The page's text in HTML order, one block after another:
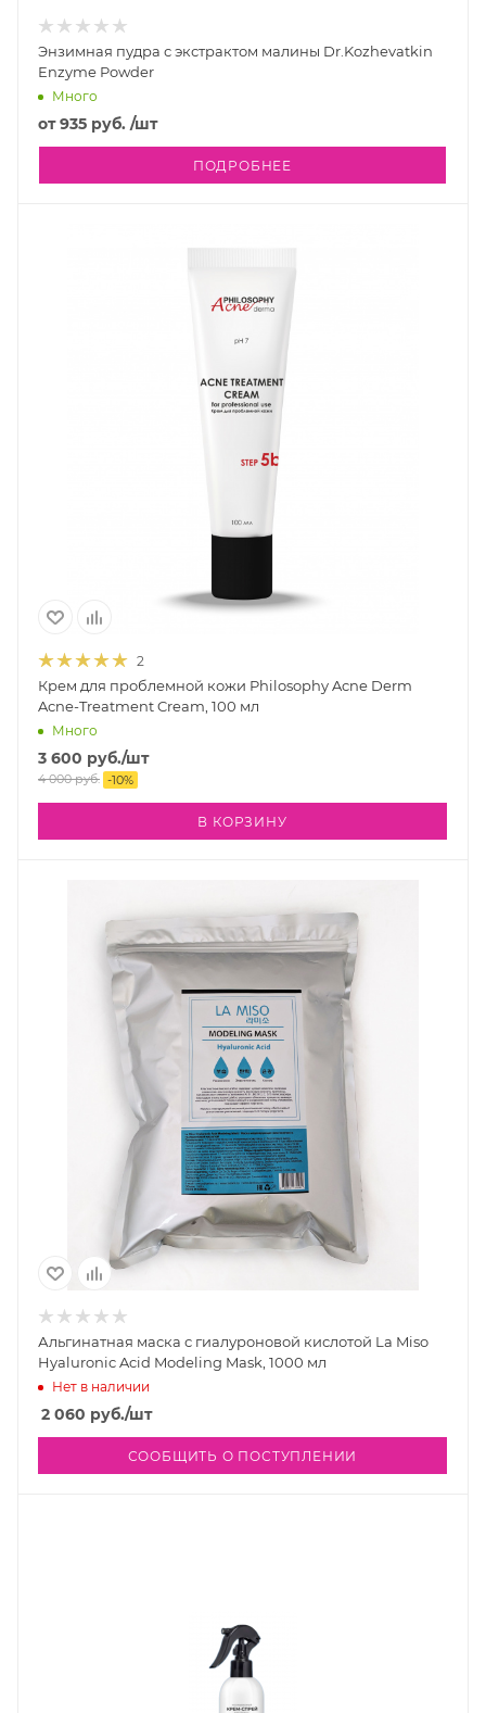
Энзимная пудра с экстрактом малины Dr.Kozhevatkin
Enzyme Powder
Много
от935 руб. /шт
ПОДРОБНЕЕ
2
Крем для проблемной кожи Philosophy Acne Derm
Acne-Treatment Cream, 100 мл
Много
3 600 руб./шт
4 000руб. -10%
В КОРЗИНУ
Альгинатная маска с гиалуроновой кислотой La Miso
Hyaluronic Acid Modeling Mask, 1000 мл
Нет в наличии
2 060 руб./шт
СООБЩИТЬ О ПОСТУПЛЕНИИ